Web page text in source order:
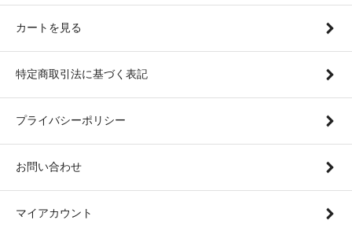
カートを見る
特定商取引法に基づく表記
プライバシーポリシー
お問い合わせ
マイアカウント